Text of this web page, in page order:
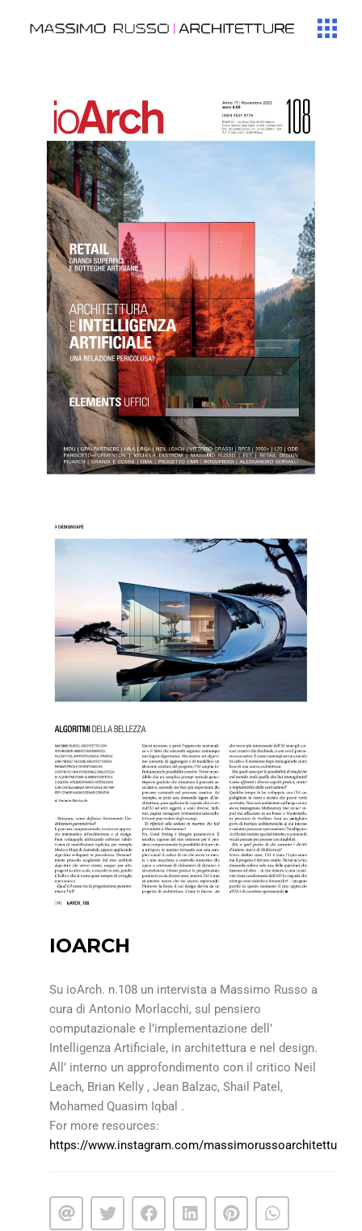
IOARCH
Su ioArch. n.108 un intervista a Massimo Russo a
cura di Antonio Morlacchi, sul pensiero
computazionale e l’implementazione dell’
Intelligenza Artificiale, in architettura e nel design.
All’ interno un approfondimento con il critico Neil
Leach, Brian Kelly , Jean Balzac, Shail Patel,
Mohamed Quasim Iqbal .
For more resources:
https://www.instagram.com/massimorussoarchitetture/